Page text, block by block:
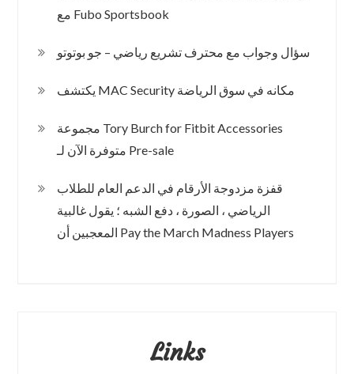
مع Fubo Sportsbook
سؤال وجواب مع محترف تشريع رياضي – جو بوتوتو
يكتشف MAC Security مكانه في سوق الرياضة
مجموعة Tory Burch for Fitbit Accessories
متوفرة الآن لـ Pre-sale
قفزة مزدوجة الأرقام في الدعم العام للطلاب
الرياضي ، الصورة ، دفع الشبه ؛ يقول غالبية
المعجبين أن Pay the March Madness Players
Links